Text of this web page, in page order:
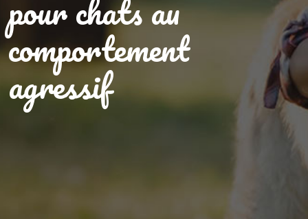
pour chats au
comportement
agressif